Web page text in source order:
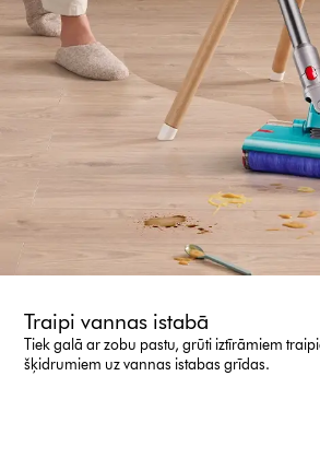
Traipi vannas istabā
Tiek galā ar zobu pastu, grūti iztīrāmiem
šķidrumiem uz vannas istabas grīdas.